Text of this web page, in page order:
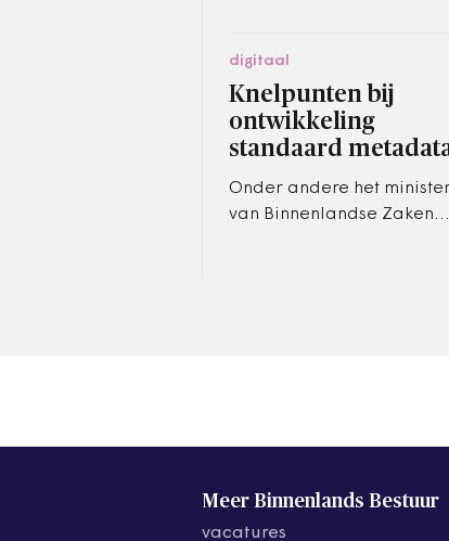
digitaal
Knelpunten bij
ontwikkeling
standaard
Onder andere het
van Binnenlandse Zaken
Meer Binnenlands Bestuur
vacatures